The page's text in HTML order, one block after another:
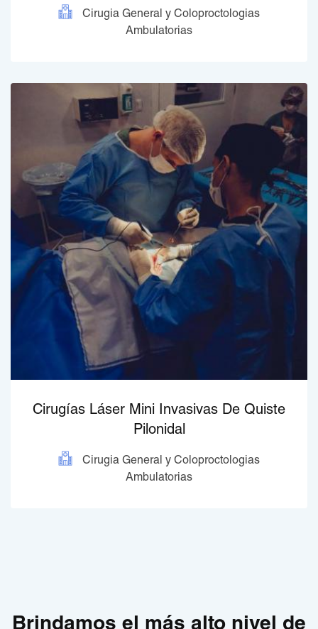
Cirugia General y Coloproctologias
Ambulatorias
Cirugías Láser Mini Invasivas De Quiste
Pilonidal
Cirugia General y Coloproctologias
Ambulatorias